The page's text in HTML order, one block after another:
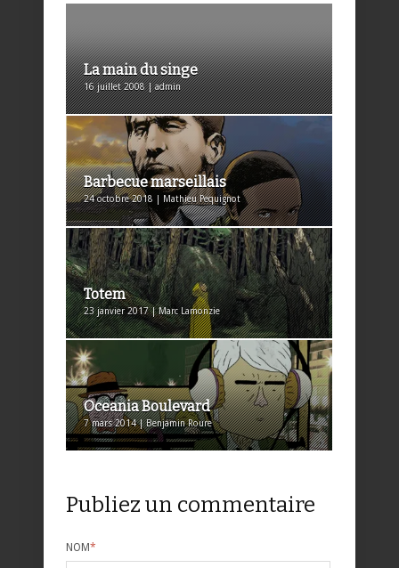
La main du singe
16 juillet 2008 | admin
Barbecue marseillais
24 octobre 2018 | Mathieu Pequignot
Totem
23 janvier 2017 | Marc Lamonzie
Oceania Boulevard
7 mars 2014 | Benjamin Roure
Publiez un commentaire
NOM*